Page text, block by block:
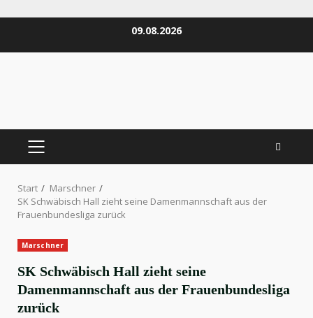
09.08.2026
PRIMÄRES
Start
Marschner
SK Schwäbisch Hall zieht seine Damenmannschaft aus der
Frauenbundesliga zurück
Marschner
SK Schwäbisch Hall zieht seine
Damenmannschaft aus der Frauenbundesliga
zurück